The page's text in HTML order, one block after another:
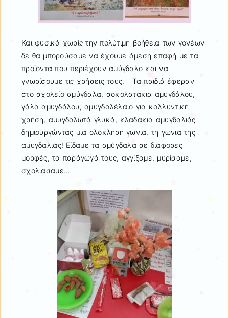
Και φυσικά χωρίς την πολύτιμη βοήθεια των γονέων
δε θα μπορούσαμε να έχουμε άμεση επαφή με τα
προϊόντα που περιέχουν αμύγδαλο και να
γνωρίσουμε τις χρήσεις τους. Τα παιδιά έφεραν
στο σχολείο αμύγδαλα, σοκολατάκια αμυγδάλου,
γάλα αμυγδάλου, αμυγδαλέλαιο για καλλυντική
χρήση, αμυγδαλωτά γλυκά, κλαδάκια αμυγδαλιάς
δημιουργώντας μια ολόκληρη γωνιά, τη γωνιά της
αμυγδαλιάς! Είδαμε τα αμύγδαλα σε διάφορες
μορφές, τα παράγωγά τους, αγγίξαμε, μυρίσαμε,
σχολιάσαμε…